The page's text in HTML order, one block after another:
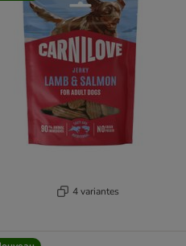
4 variantes